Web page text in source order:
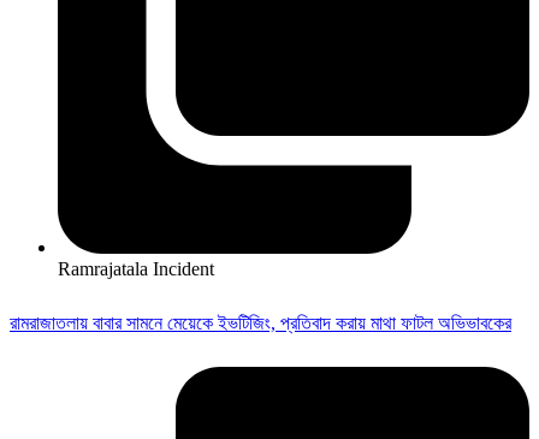
Ramrajatala Incident
রামরাজাতলায় বাবার সামনে মেয়েকে ইভটিজিং, প্রতিবাদ করায় মাথা ফাটল অভিভাবকের